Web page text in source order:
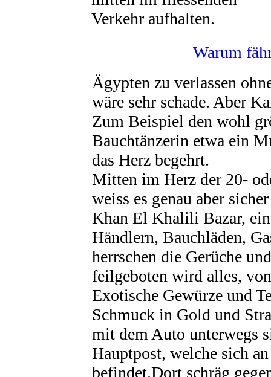
Verkehr aufhalten.
Warum
Ägypten zu verlassen
wäre sehr schade. Aber
Zum Beispiel den wohl
Bauchtänzerin etwa ein
das Herz begehrt.
Mitten im Herz der 20-
weiss es genau aber
Khan El Khalili Bazar,
Händlern, Bauchläden,
herrschen die Gerüche
feilgeboten wird alles,
Exotische Gewürze und
Schmuck in Gold und
mit dem Auto unterwegs
Hauptpost, welche sich
befindet.Dort schräg